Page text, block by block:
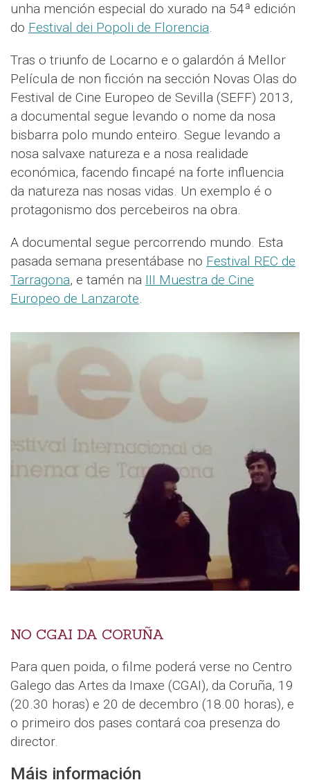
unha mención especial do xurado na 54ª edición
do Festival dei Popoli de Florencia.
Tras o triunfo de Locarno e o galardón á Mellor
Película de non ficción na sección Novas Olas do
Festival de Cine Europeo de Sevilla (SEFF) 2013,
a documental segue levando o nome da nosa
bisbarra polo mundo enteiro. Segue levando a
nosa salvaxe natureza e a nosa realidade
económica, facendo fincapé na forte influencia
da natureza nas nosas vidas. Un exemplo é o
protagonismo dos percebeiros na obra.
A documental segue percorrendo mundo. Esta
pasada semana presentábase no Festival REC de
Tarragona, e tamén na III Muestra de Cine
Europeo de Lanzarote.
NO CGAI DA CORUÑA
Para quen poida, o filme poderá verse no Centro
Galego das Artes da Imaxe (CGAI), da Coruña, 19
(20.30 horas) e 20 de decembro (18.00 horas), e
o primeiro dos pases contará coa presenza do
director.
Máis información